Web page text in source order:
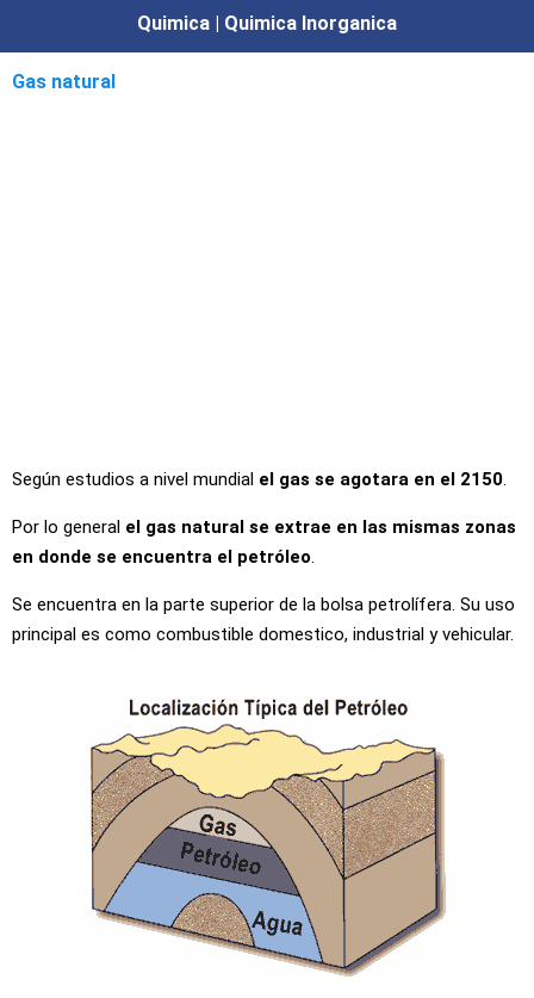
Quimica | Quimica Inorganica
Gas natural
Según estudios a nivel mundial el gas se agotara en el 2150.
Por lo general el gas natural se extrae en las mismas zonas
en donde se encuentra el petróleo.
Se encuentra en la parte superior de la bolsa petrolífera. Su uso
principal es como combustible domestico, industrial y vehicular.